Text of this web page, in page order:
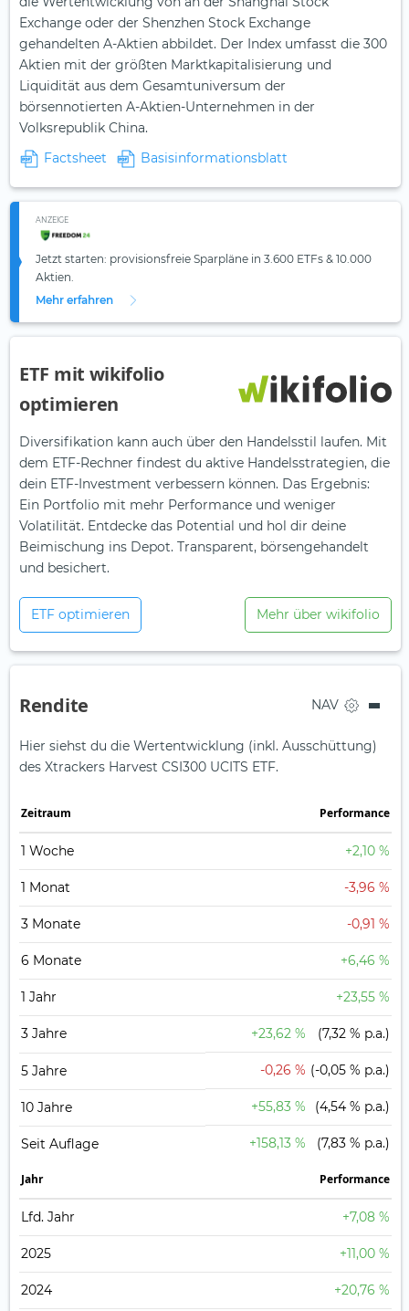
Exchange oder der Shenzhen Stock Exchange
gehandelten A-Aktien abbildet. Der Index umfasst die 300
Aktien mit der größten Marktkapitalisierung und
Liquidität aus dem Gesamtuniversum der
börsennotierten A-Aktien-Unternehmen in der
Volksrepublik China.
Factsheet
Basisinformationsblatt
ANZEIGE
Jetzt starten: provisionsfreie Sparpläne in 3.600 ETFs & 10.000
Aktien.
Mehr erfahren
ETF mit wikifolio
optimieren
Diversifikation kann auch über den Handelsstil laufen. Mit
dem ETF-Rechner findest du aktive Handelsstrategien, die
dein ETF-Investment verbessern können. Das Ergebnis:
Ein Portfolio mit mehr Performance und weniger
Volatilität. Entdecke das Potential und hol dir deine
Beimischung ins Depot. Transparent, börsengehandelt
und besichert.
ETF optimieren Mehr über wikifolio
Rendite NAV
Hier siehst du die Wertentwicklung (inkl. Ausschüttung)
des Xtrackers Harvest CSI300 UCITS ETF.
Zeit­raum Perfor­mance
1 Woche +2,10 %
1 Monat -3,96 %
3 Monate -0,91 %
6 Monate +6,46 %
1 Jahr +23,55 %
3 Jahre +23,62 % (7,32 % p.a.)
5 Jahre -0,26 % (-0,05 % p.a.)
10 Jahre +55,83 % (4,54 % p.a.)
Seit Auflage +158,13 % (7,83 % p.a.)
Jahr Perfor­mance
Lfd. Jahr +7,08 %
2025 +11,00 %
2024 +20,76 %